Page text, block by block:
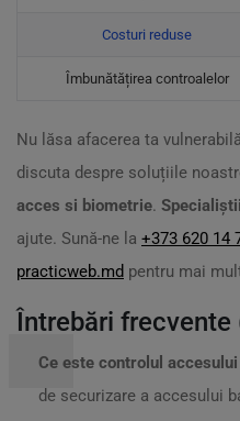
Costuri reduse
Îmbunătățirea controalelor
Nu lăsa afacerea ta
discuta despre soluțiile
acces si biometrie.
ajute. Sună-ne la +373 620 14
practicweb.md pentru mai
Întrebări frecvente
Ce este controlul
de securizare a accesului